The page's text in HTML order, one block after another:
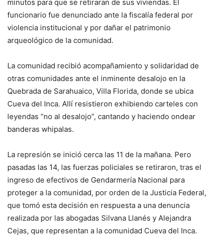
minutos para que se retiraran de sus viviendas. El
funcionario fue denunciado ante la fiscalía federal por
violencia institucional y por dañar el patrimonio
arqueológico de la comunidad.
La comunidad recibió acompañamiento y solidaridad de
otras comunidades ante el inminente desalojo en la
Quebrada de Sarahuaico, Villa Florida, donde se ubica
Cueva del Inca. Allí resistieron exhibiendo carteles con
leyendas “no al desalojo”, cantando y haciendo ondear
banderas whipalas.
La represión se inició cerca las 11 de la mañana. Pero
pasadas las 14, las fuerzas policiales se retiraron, tras el
ingreso de efectivos de Gendarmería Nacional para
proteger a la comunidad, por orden de la Justicia Federal,
que tomó esta decisión en respuesta a una denuncia
realizada por las abogadas Silvana Llanés y Alejandra
Cejas, que representan a la comunidad Cueva del Inca.